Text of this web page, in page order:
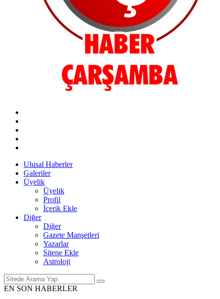
Ulusal Haberler
Galeriler
Üyelik
Üyelik
Profil
İçerik Ekle
Diğer
Diğer
Gazete Manşetleri
Yazarlar
Sitene Ekle
Astroloji
EN SON HABERLER